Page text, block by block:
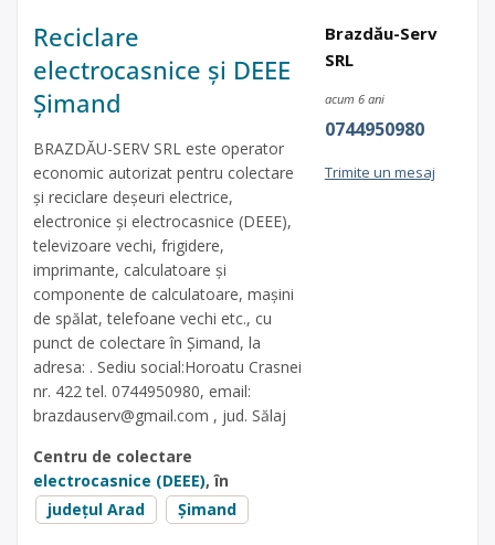
Reciclare
electrocasnice și DEEE
Șimand
BRAZDĂU-SERV SRL este operator
economic autorizat pentru colectare
și reciclare deșeuri electrice,
electronice și electrocasnice (DEEE),
televizoare vechi, frigidere,
imprimante, calculatoare și
componente de calculatoare, mașini
de spălat, telefoane vechi etc., cu
punct de colectare în Șimand, la
adresa: . Sediu social:Horoatu Crasnei
nr. 422 tel. 0744950980, email:
brazdauserv@gmail.com , jud. Sălaj
Centru de colectare
electrocasnice (DEEE), în
județul Arad
Șimand
Brazdău-Serv
SRL
acum 6 ani
0744950980
Trimite un mesaj